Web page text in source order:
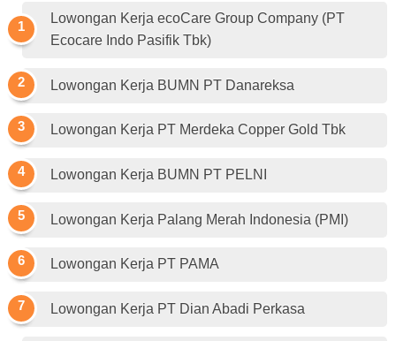
Lowongan Kerja ecoCare Group Company (PT
Ecocare Indo Pasifik Tbk)
Lowongan Kerja BUMN PT Danareksa
Lowongan Kerja PT Merdeka Copper Gold Tbk
Lowongan Kerja BUMN PT PELNI
Lowongan Kerja Palang Merah Indonesia (PMI)
Lowongan Kerja PT PAMA
Lowongan Kerja PT Dian Abadi Perkasa